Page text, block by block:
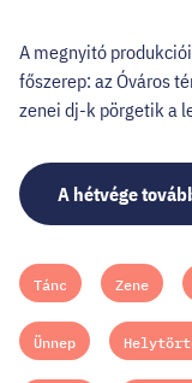
A megnyitó
főszerep: az Óváros
zenei dj-k pörgetik a
A hétvége
Tánc Zene
Ünnep